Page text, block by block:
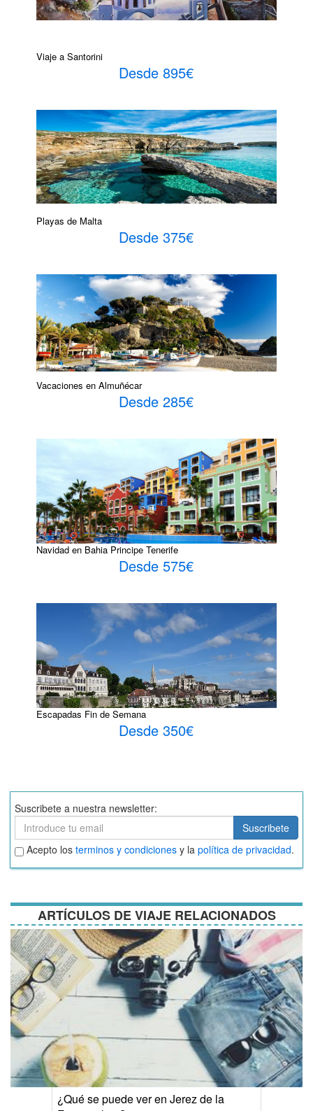
Viaje a Santorini
Desde 895€
Playas de Malta
Desde 375€
Vacaciones en Almuñécar
Desde 285€
Navidad en Bahia Principe Tenerife
Desde 575€
Escapadas Fin de Semana
Desde 350€
Suscribete a nuestra newsletter:
Suscribete
Suscribete
Aceptar
términos
y
Acepto los terminos y condiciones y la política de privacidad.
ARTÍCULOS DE VIAJE RELACIONADOS
¿Qué se puede ver en Jerez de la